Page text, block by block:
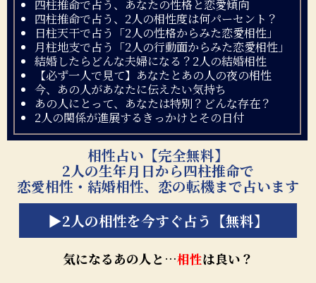
四柱推命で占う、あなたの性格と恋愛傾向
四柱推命で占う、2人の相性度は何パーセント？
日柱天干で占う「2人の性格からみた恋愛相性」
月柱地支で占う「2人の行動面からみた恋愛相性」
結婚したらどんな夫婦になる？2人の結婚相性
【必ず一人で見て】あなたとあの人の夜の相性
今、あの人があなたに伝えたい気持ち
あの人にとって、あなたは特別？どんな存在？
2人の関係が進展するきっかけとその日付
相性占い【完全無料】
2人の生年月日から四柱推命で
恋愛相性・結婚相性、恋の転機まで占います
▶2人の相性を今すぐ占う【無料】
気になるあの人と…相性は良い？